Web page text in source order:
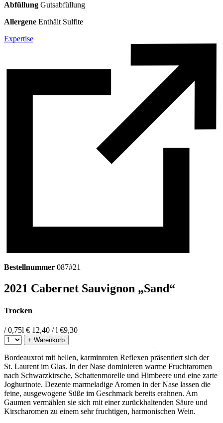
Abfüllung Gutsabfüllung
Allergene Enthält Sulfite
Expertise
Bestellnummer 087#21
2021 Cabernet Sauvignon „Sand“
Trocken
/ 0,75l € 12,40 / l €9,30
+ Warenkorb
Bordeauxrot mit hellen, karminroten Reflexen präsentiert sich der
St. Laurent im Glas. In der Nase dominieren warme Fruchtaromen
nach Schwarzkirsche, Schattenmorelle und Himbeere und eine zarte
Joghurtnote. Dezente marmeladige Aromen in der Nase lassen die
feine, ausgewogene Süße im Geschmack bereits erahnen. Am
Gaumen vermählen sie sich mit einer zurückhaltenden Säure und
Kirscharomen zu einem sehr fruchtigen, harmonischen Wein.